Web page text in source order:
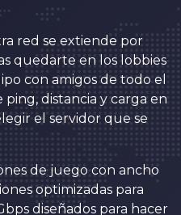
red se extiende por
quedarte en los lobbies
con amigos de todo el
ping, distancia y carga en
el servidor que se
de juego con ancho
optimizadas para
diseñados para hacer
0
1
2
4
9
0
1
2
4
0
1
2
3